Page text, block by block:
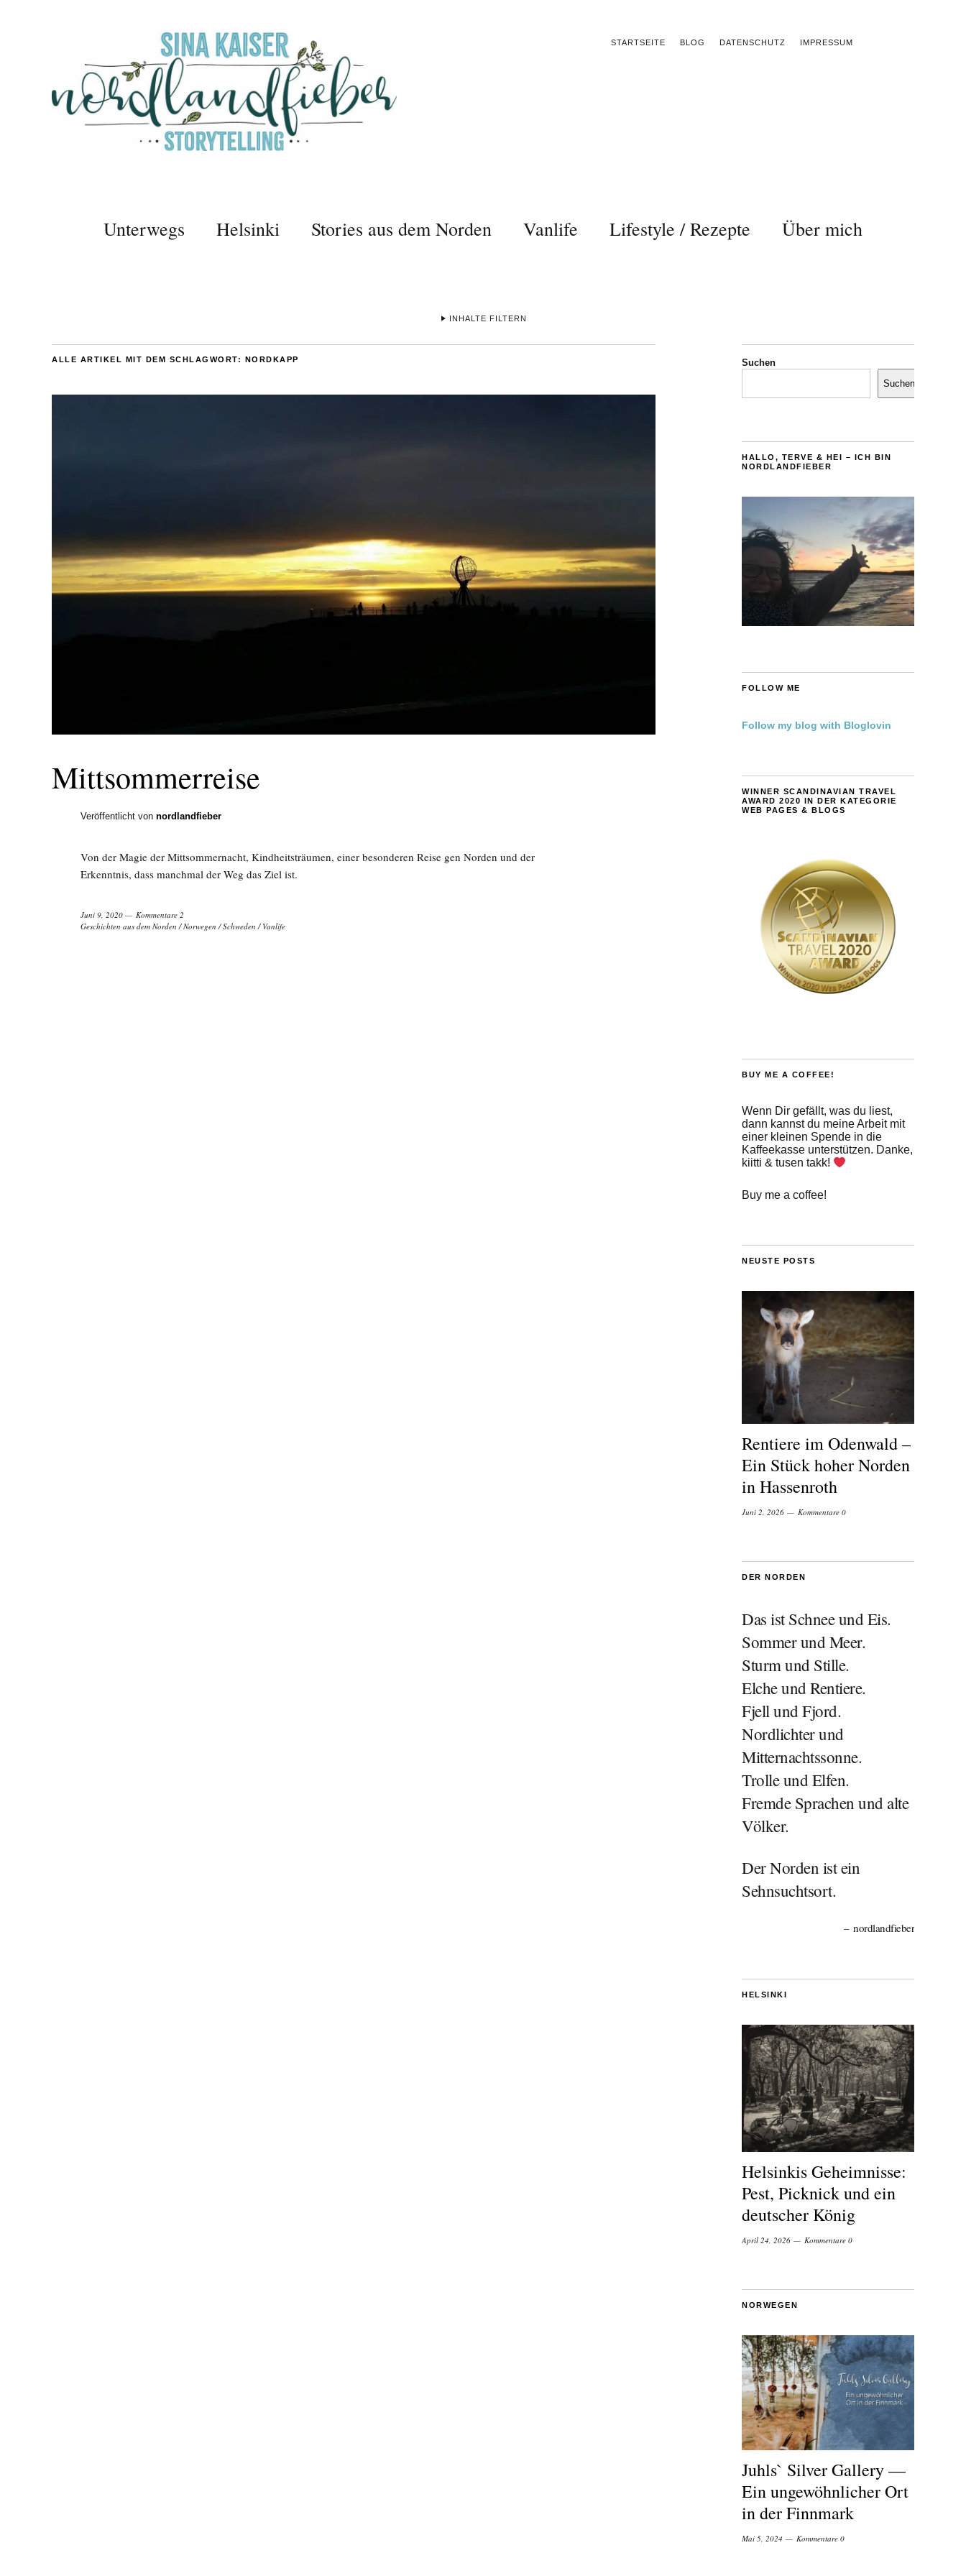
STARTSEITE BLOG DATENSCHUTZ IMPRESSUM
Unterwegs Helsinki Stories aus dem Norden Vanlife Lifestyle / Rezepte Über mich
INHALTE FILTERN
ALLE ARTIKEL MIT DEM SCHLAGWORT: NORDKAPP
Mittsommerreise
Veröffentlicht von nordlandfieber
Von der Magie der Mittsommernacht, Kindheitsträumen, einer besonderen Reise gen Norden und der
Erkenntnis, dass manchmal der Weg das Ziel ist.
Juni 9, 2020
Kommentare 2
Geschichten aus dem Norden /Norwegen /Schweden / Vanlife
Suchen
Suchen
HALLO, TERVE & HEI – ICH BIN
NORDLANDFIEBER
FOLLOW ME
Follow my blog with Bloglovin
WINNER SCANDINAVIAN TRAVEL
AWARD 2020 IN DER KATEGORIE
WEB PAGES & BLOGS
BUY ME A COFFEE!
Wenn Dir gefällt, was du liest,
dann kannst du meine Arbeit mit
einer kleinen Spende in die
Kaffeekasse unterstützen. Danke,
kiitti & tusen takk!
Buy me a coffee!
NEUSTE POSTS
Rentiere im Odenwald –
Ein Stück hoher Norden
in Hassenroth
Juni 2, 2026 Kommentare 0
DER NORDEN
Das ist Schnee und Eis.
Sommer und Meer.
Sturm und Stille.
Elche und Rentiere.
Fjell und Fjord.
Nordlichter und
Mitternachtssonne.
Trolle und Elfen.
Fremde Sprachen und alte
Völker.
Der Norden ist ein
Sehnsuchtsort.
nordlandfieber
HELSINKI
Helsinkis Geheimnisse:
Pest, Picknick und ein
deutscher König
April 24, 2026 Kommentare 0
NORWEGEN
Juhls` Silver Gallery —
Ein ungewöhnlicher Ort
in der Finnmark
Mai 5, 2024 Kommentare 0